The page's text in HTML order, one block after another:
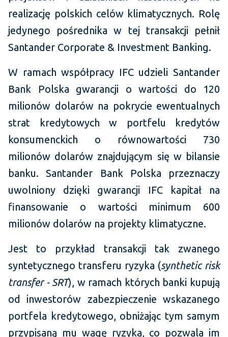
realizację polskich celów klimatycznych. Rolę
jedynego pośrednika w tej transakcji pełnił
Santander Corporate & Investment Banking.
W ramach współpracy IFC udzieli Santander
Bank Polska gwarancji o wartości do 120
milionów dolarów na pokrycie ewentualnych
strat kredytowych w portfelu kredytów
konsumenckich o równowartości 730
milionów dolarów znajdującym się w bilansie
banku. Santander Bank Polska przeznaczy
uwolniony dzięki gwarancji IFC kapitał na
finansowanie o wartości minimum 600
milionów dolarów na projekty klimatyczne.
Jest to przykład transakcji tak zwanego
syntetycznego transferu ryzyka (synthetic risk
transfer - SRT), w ramach których banki kupują
od inwestorów zabezpieczenie wskazanego
portfela kredytowego, obniżając tym samym
przypisaną mu wagę ryzyka, co pozwala im